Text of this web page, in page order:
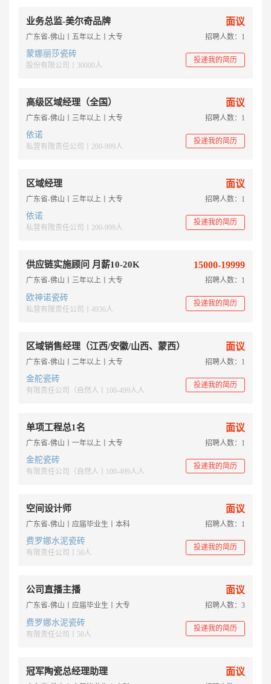
业务总监-美尔奇品牌 面议
广东省-佛山丨五年以上丨大专 招聘人数：1
蒙娜丽莎瓷砖
股份有限公司丨30000人
投递我的简历
高级区域经理（全国） 面议
广东省-佛山丨三年以上丨大专 招聘人数：1
依诺
私营有限责任公司丨200-999人
投递我的简历
区域经理 面议
广东省-佛山丨三年以上丨大专 招聘人数：1
依诺
私营有限责任公司丨200-999人
投递我的简历
供应链实施顾问 月薪10-20K 15000-19999
广东省-佛山丨三年以上丨大专 招聘人数：1
欧神诺瓷砖
私营有限责任公司丨4936人
投递我的简历
区域销售经理（江西/安徽/山西、蒙西） 面议
广东省-佛山丨二年以上丨大专 招聘人数：1
金舵瓷砖
有限责任公司（自然人丨100-499人人
投递我的简历
单项工程总1名 面议
广东省-佛山丨一年以上丨大专 招聘人数：1
金舵瓷砖
有限责任公司（自然人丨100-499人人
投递我的简历
空间设计师 面议
广东省-佛山丨应届毕业生丨本科 招聘人数：1
费罗娜水泥瓷砖
有限责任公司丨50人
投递我的简历
公司直播主播 面议
广东省-佛山丨应届毕业生丨大专 招聘人数：3
费罗娜水泥瓷砖
有限责任公司丨50人
投递我的简历
冠军陶瓷总经理助理 面议